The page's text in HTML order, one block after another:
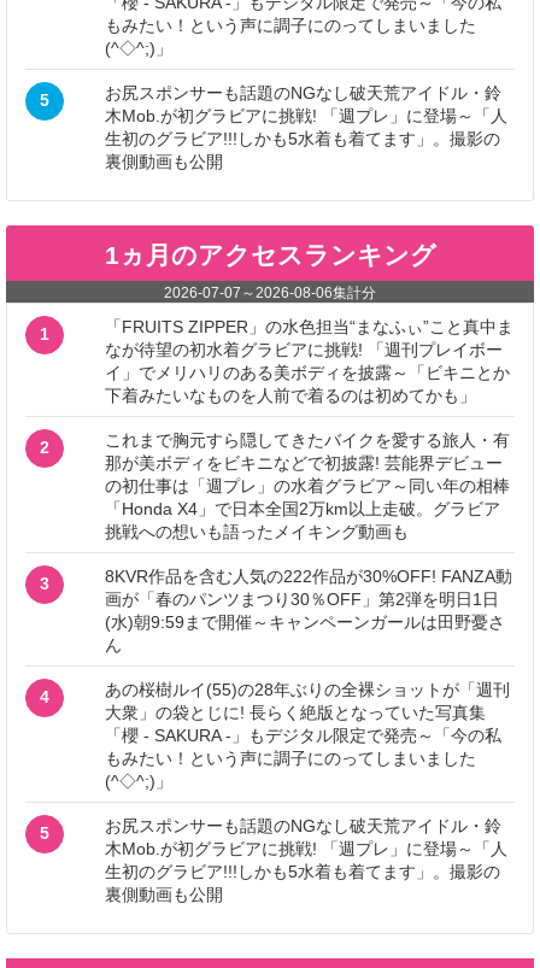
もみたい！という声に調子にのってしまいました
(^◇^;)」
5
お尻スポンサーも話題のNGなし破天荒アイドル・鈴
木Mob.が初グラビアに挑戦! 「週プレ」に登場～「人
生初のグラビア!!!しかも5水着も着てます」。撮影の
裏側動画も公開
1ヵ月のアクセスランキング
2026-07-07 ～2026-08-06集計分
1
「FRUITS ZIPPER」の水色担当“まなふぃ”こと真中ま
なが待望の初水着グラビアに挑戦! 「週刊プレイボー
イ」でメリハリのある美ボディを披露～「ビキニとか
下着みたいなものを人前で着るのは初めてかも」
2
これまで胸元すら隠してきたバイクを愛する旅人・有
那が美ボディをビキニなどで初披露! 芸能界デビュー
の初仕事は「週プレ」の水着グラビア～同い年の相棒
「Honda X4」で日本全国2万km以上走破。グラビア
挑戦への想いも語ったメイキング動画も
3
8KVR作品を含む人気の222作品が30%OFF! FANZA動
画が「春のパンツまつり30％OFF」第2弾を明日1日
(水)朝9:59まで開催～キャンペーンガールは田野憂さ
ん
4
あの桜樹ルイ(55)の28年ぶりの全裸ショットが「週刊
大衆」の袋とじに! 長らく絶版となっていた写真集
「櫻 - SAKURA -」もデジタル限定で発売～「今の私
もみたい！という声に調子にのってしまいました
(^◇^;)」
5
お尻スポンサーも話題のNGなし破天荒アイドル・鈴
木Mob.が初グラビアに挑戦! 「週プレ」に登場～「人
生初のグラビア!!!しかも5水着も着てます」。撮影の
裏側動画も公開